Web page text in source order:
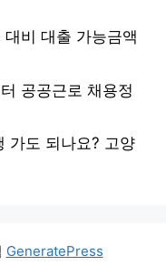
비 대출 가능금액
공공근로 채용정
가도 되나요? 고양
GeneratePress